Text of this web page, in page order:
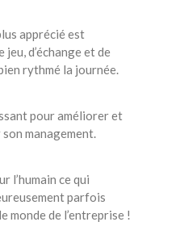
apprécié est
jeu, d’échange et de
rythmé la journée.
pour améliorer et
management.
l’humain ce qui
parfois
monde de l’entreprise !